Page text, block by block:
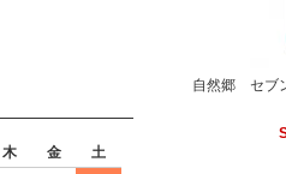
自然郷 セブ
木 金
土